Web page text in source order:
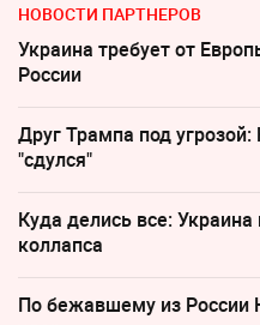
НОВОСТИ ПАРТНЕРОВ
Украина требует от
России
Друг Трампа под
"сдулся"
Куда делись все:
коллапса
По бежавшему из России